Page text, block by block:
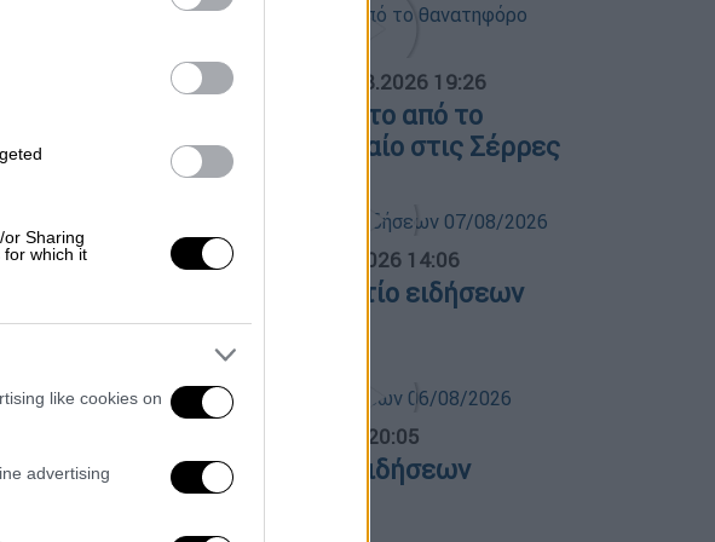
Sharing
which it
like cookies on
advertising
η
για τον
ΑΠΟΣΠΑΣΜΑΤΑ... 07.08.2026 19:26
Βίντεο ντοκουμέντο από το
θανατηφόρο τροχαίο στις Σέρρες
Μεσημεριανό... 07.08.2026 14:06
Μεσημεριανό δελτίο ειδήσεων
07/08/2026
06.08.2026 20:05
Κεντρικό δελτίο ειδήσεων
06/08/2026